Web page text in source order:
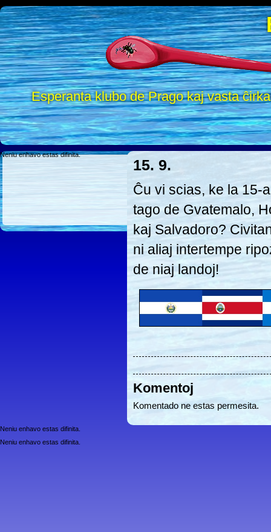
Esperanta klubo de Prago kaj vasta
Neniu enhavo estas difinita.
15. 9.
Ĉu vi scias, ke la 15-
tago de Gvatemalo,
kaj Salvadoro?
ni aliaj intertempe
de niaj landoj!
Komentoj
Komentado ne estas permesita.
Neniu enhavo estas difinita.
Neniu enhavo estas difinita.